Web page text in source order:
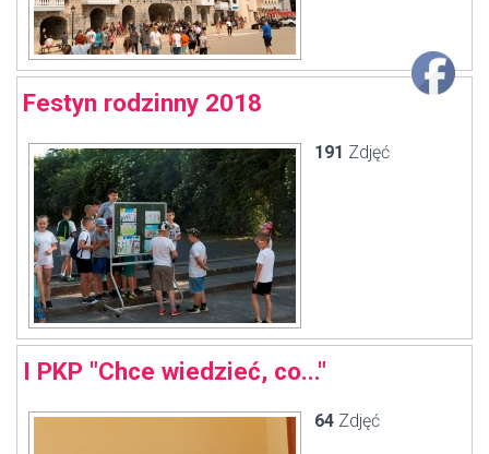
Festyn rodzinny 2018
191 Zdjęć
I PKP "Chce wiedzieć, co..."
64 Zdjęć